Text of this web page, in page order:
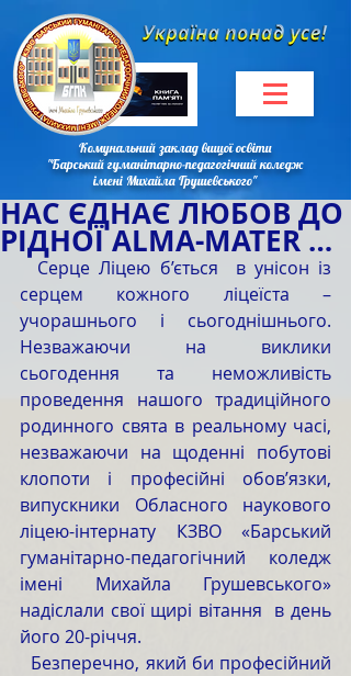
Комунальний заклад вищої освіти
"Барський гуманітарно-педагогічний коледж
імені Михайла Грушевського"
НАС ЄДНАЄ ЛЮБОВ ДО
РІДНОЇ ALMA-MATER …
серцем кожного ліцеїста –
учорашнього і сьогоднішнього.
Незважаючи на виклики
сьогодення та неможливість
проведення нашого традиційного
родинного свята в реальному часі,
незважаючи на щоденні побутові
клопоти і професійні обов’язки,
випускники Обласного наукового
ліцею-інтернату КЗВО «Барський
гуманітарно-педагогічний коледж
імені Михайла Грушевського»
надіслали свої щирі вітання  в день
його 20-річчя.